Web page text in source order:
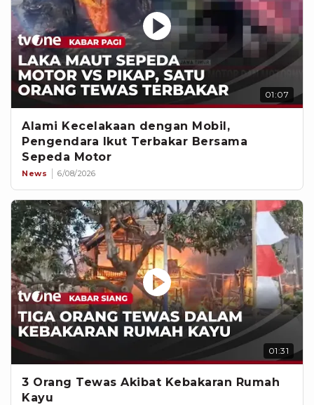
01:07
Alami Kecelakaan dengan Mobil,
Pengendara Ikut Terbakar Bersama
Sepeda Motor
News 6/08/2026
01:31
3 Orang Tewas Akibat Kebakaran Rumah
Kayu